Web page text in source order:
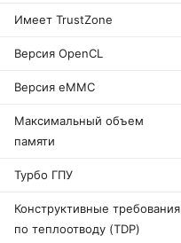
Имеет TrustZone
Версия OpenCL
Версия eMMC
Максимальный объем
памяти
Турбо ГПУ
Конструктивные требования
по теплоотводу (TDP)